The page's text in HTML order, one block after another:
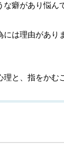
な癖があり悩ん
には理由があり
理と、指をかむ